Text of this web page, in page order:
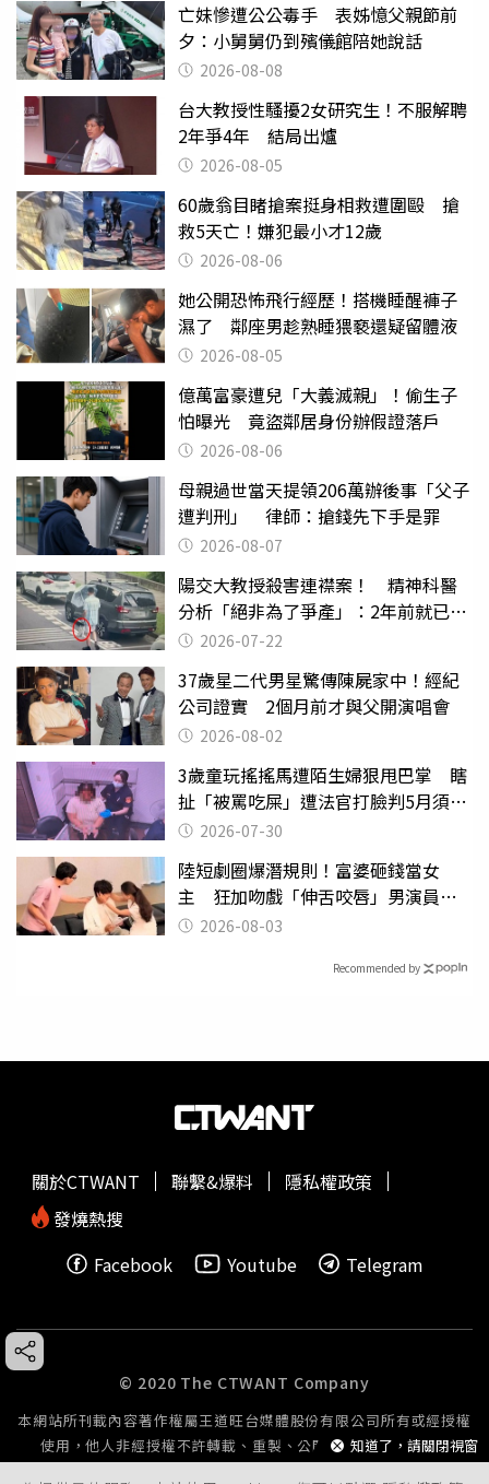
亡妹慘遭公公毒手 表姊憶父親節前
夕：小舅舅仍到殯儀館陪她說話
2026-08-08
台大教授性騷擾2女研究生！不服解聘
2年爭4年 結局出爐
2026-08-05
60歲翁目睹搶案挺身相救遭圍毆 搶
救5天亡！嫌犯最小才12歲
2026-08-06
她公開恐怖飛行經歷！搭機睡醒褲子
濕了 鄰座男趁熟睡猥褻還疑留體液
2026-08-05
億萬富豪遭兒「大義滅親」！偷生子
怕曝光 竟盜鄰居身份辦假證落戶
2026-08-06
母親過世當天提領206萬辦後事「父子
遭判刑」 律師：搶錢先下手是罪
2026-08-07
陽交大教授殺害連襟案！ 精神科醫
分析「絕非為了爭產」：2年前就已言
行詭異
2026-07-22
37歲星二代男星驚傳陳屍家中！經紀
公司證實 2個月前才與父開演唱會
2026-08-02
3歲童玩搖搖馬遭陌生婦狠甩巴掌 瞎
扯「被罵吃屎」遭法官打臉判5月須入
監 2026-07-30
陸短劇圈爆潛規則！富婆砸錢當女
主 狂加吻戲「伸舌咬唇」男演員崩
潰 2026-08-03
Recommended by
知道了，請關閉視窗
關於CTWANT 聯繫&爆料
隱私權政策
發燒熱搜
Facebook
Youtube Telegram
© 2020 The CTWANT Company
本網站所刊載內容著作權屬王道旺台媒體股份有限公司所有或經授權
使用，他人非經授權不許轉載、重製、公開播送或公開傳輸。